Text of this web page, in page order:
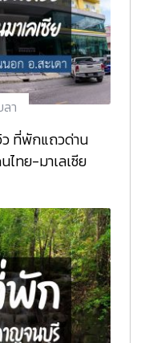
า
ว ที่พักแถวด่าน
ไทย-มาเลเซีย